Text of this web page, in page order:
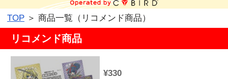
TOP＞ 商品一覧（リコメンド商品）